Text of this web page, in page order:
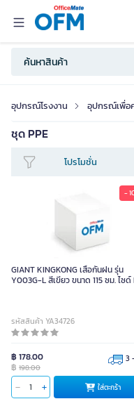
อุปกรณ์โรงงาน อุปกรณ์เพื่อ
ชุด PPE
โปรโมชั่น
-
GIANT KINGKONG เสื้อกันฝน รุ่น
Y003G-L สีเขียว ขนาด 115 ซม. ไซด์
รหัสสินค้า YA34726
฿ 178.00
฿ 198.00
3
ใส่ตะกร้า